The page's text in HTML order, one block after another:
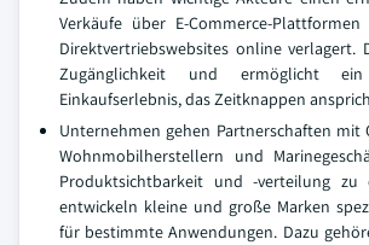
Verkäufe über E-Commerce-
Direktvertriebswebsites online verlagert.
Zugänglichkeit und ermöglicht ein
Einkaufserlebnis, das Zeitknappen
Unternehmen gehen Partnerschaften mit
Wohnmobilherstellern und
Produktsichtbarkeit und -verteilung zu
entwickeln kleine und große Marken
für bestimmte Anwendungen. Dazu